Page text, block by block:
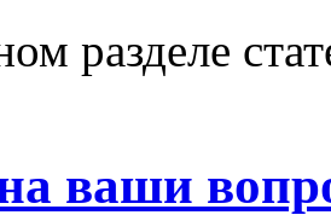
разделе
ваши